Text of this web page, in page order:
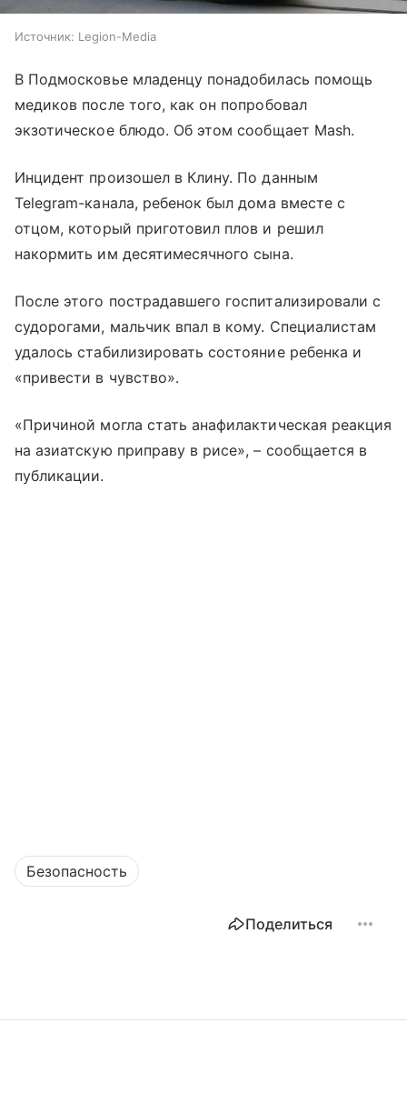
Источник: Legion-Media
В Подмосковье младенцу понадобилась помощь
медиков после того, как он попробовал
экзотическое блюдо. Об этом сообщает Mash.
Инцидент произошел в Клину. По данным
Telegram-канала, ребенок был дома вместе с
отцом, который приготовил плов и решил
накормить им десятимесячного сына.
После этого пострадавшего госпитализировали с
судорогами, мальчик впал в кому. Специалистам
удалось стабилизировать состояние ребенка и
«привести в чувство».
«Причиной могла стать анафилактическая реакция
на азиатскую приправу в рисе», – сообщается в
публикации.
Безопасность
Поделиться